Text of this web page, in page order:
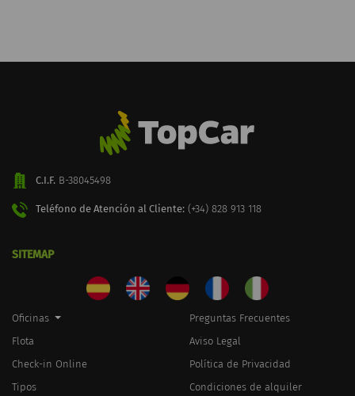
C.I.F. B-38045498
Teléfono de Atención al Cliente: (+34) 828 913 118
SITEMAP
Oficinas
Flota
Check-in Online
Tipos
Preguntas Frecuentes
Aviso Legal
Política de Privacidad
Condiciones de alquiler